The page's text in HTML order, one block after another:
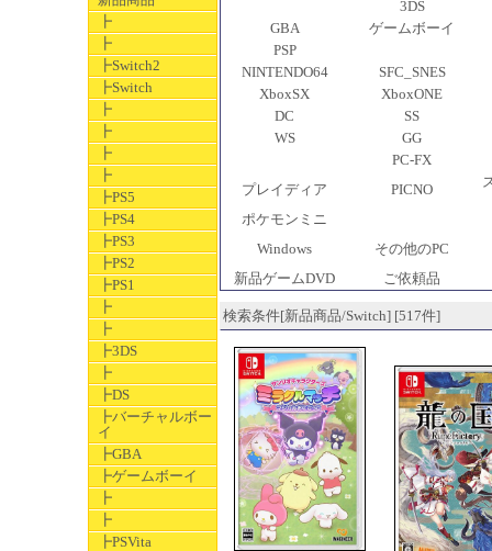
┣
┣
┣Switch2
┣Switch
┣
┣
┣
┣
┣PS5
┣PS4
┣PS3
┣PS2
┣PS1
┣
┣
┣3DS
┣
┣DS
┣バーチャルボー
イ
┣GBA
┣ゲームボーイ
┣
┣
┣PSVita
3DS
GBA
ゲームボーイ
PSP
NINTENDO64
SFC_SNES
XboxSX
XboxONE
DC
SS
WS
GG
PC-FX
プレイディア
PICNO
ポケモンミニ
Windows
その他のPC
新品ゲームDVD
ご依頼品
検索条件[新品商品/Switch] [517件]